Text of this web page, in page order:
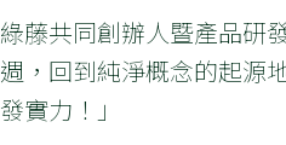
綠藤共同創辦人暨產品研
週，回到純淨概念的起源
發實力！」